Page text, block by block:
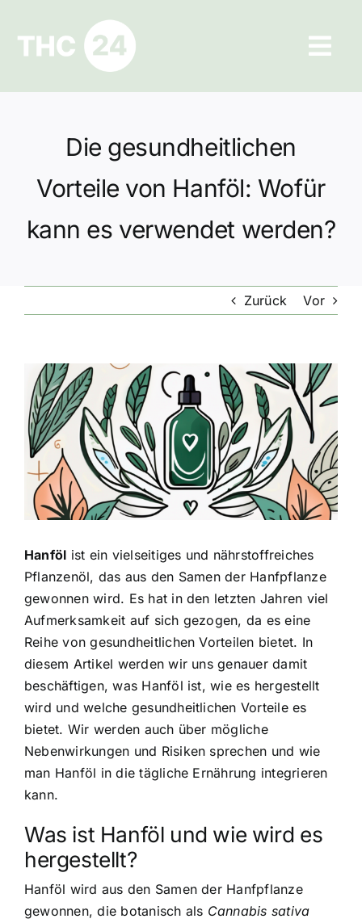
springen
Ratgeber
Hilfe und Kontakt
Datenschutz
Die gesundheitlichen
Vorteile von Hanföl: Wofür
kann es verwendet werden?
Zurück Vor
Zeige
grösseres
Bild
Hanföl ist ein vielseitiges und nährstoffreiches
Pflanzenöl, das aus den Samen der Hanfpflanze
gewonnen wird. Es hat in den letzten Jahren viel
Aufmerksamkeit auf sich gezogen, da es eine
Reihe von gesundheitlichen Vorteilen bietet. In
diesem Artikel werden wir uns genauer damit
beschäftigen, was Hanföl ist, wie es hergestellt
wird und welche gesundheitlichen Vorteile es
bietet. Wir werden auch über mögliche
Nebenwirkungen und Risiken sprechen und wie
man Hanföl in die tägliche Ernährung integrieren
kann.
Was ist Hanföl und wie wird es
hergestellt?
Hanföl wird aus den Samen der Hanfpflanze
gewonnen, die botanisch als Cannabis sativa